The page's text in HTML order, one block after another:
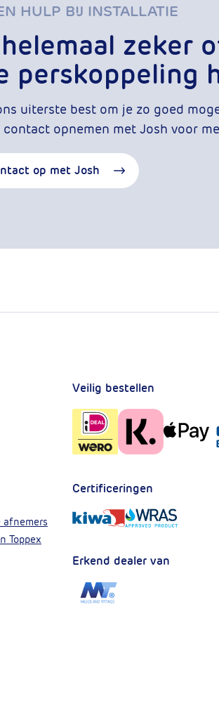
HULP BIJ INSTALLATIE
zeker
perskoppeling
uiterste best om je zo goed
opnemen met Josh voor
op met Josh
afnemers
Toppex
Veilig bestellen
Certificeringen
Erkend dealer van